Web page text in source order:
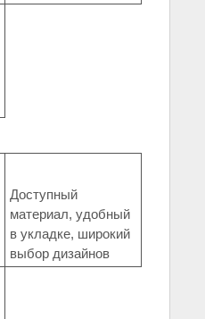
Доступный
материал, удобный
в укладке, широкий
выбор дизайнов